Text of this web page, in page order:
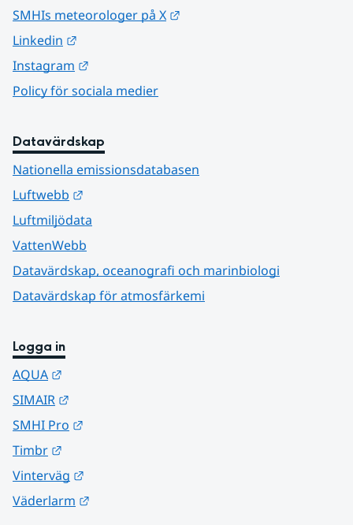
SMHIs meteorologer på X
Linkedin
Instagram
Policy för sociala medier
Datavärdskap
Nationella emissionsdatabasen
Luftwebb
Luftmiljödata
VattenWebb
Datavärdskap, oceanografi och marinbiologi
Datavärdskap för atmosfärkemi
Logga in
AQUA
SIMAIR
SMHI Pro
Timbr
Vinterväg
Väderlarm